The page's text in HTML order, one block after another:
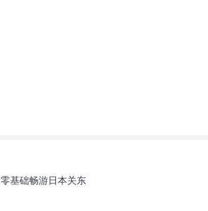
零基础畅游日本关东